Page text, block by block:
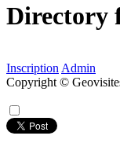
Directory
Inscription Admin
Copyright ©